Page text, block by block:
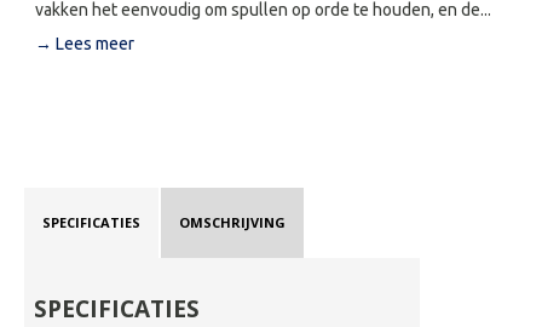
vakken het eenvoudig om spullen op orde te houden, en de...
→ Lees meer
SPECIFICATIES OMSCHRIJVING
SPECIFICATIES